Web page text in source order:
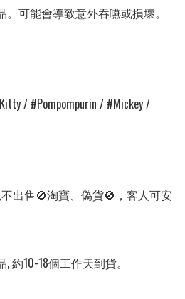
可能會導致意外吞嚥或損壞。
/ #Pompompurin / #Mickey /
出售🚫淘寶、偽貨🚫，客人可安
約10-18個工作天到貨。